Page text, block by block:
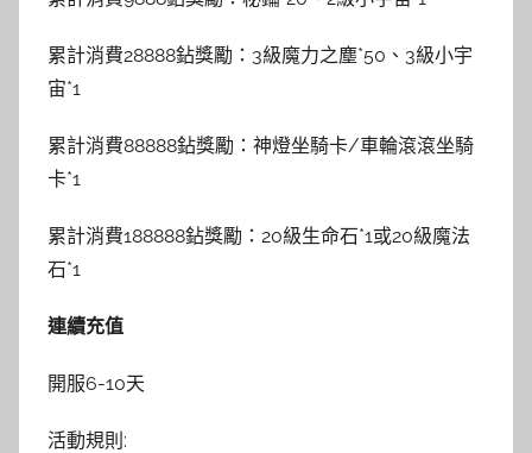
累計消費28888鉆獎勵：3級魔力之塵*50、3級小宇
宙*1
累計消費88888鉆獎勵：神燈坐騎卡/車輪滾滾坐騎
卡*1
累計消費188888鉆獎勵：20級生命石*1或20級魔法
石*1
連續充值
開服6-10天
活動規則: